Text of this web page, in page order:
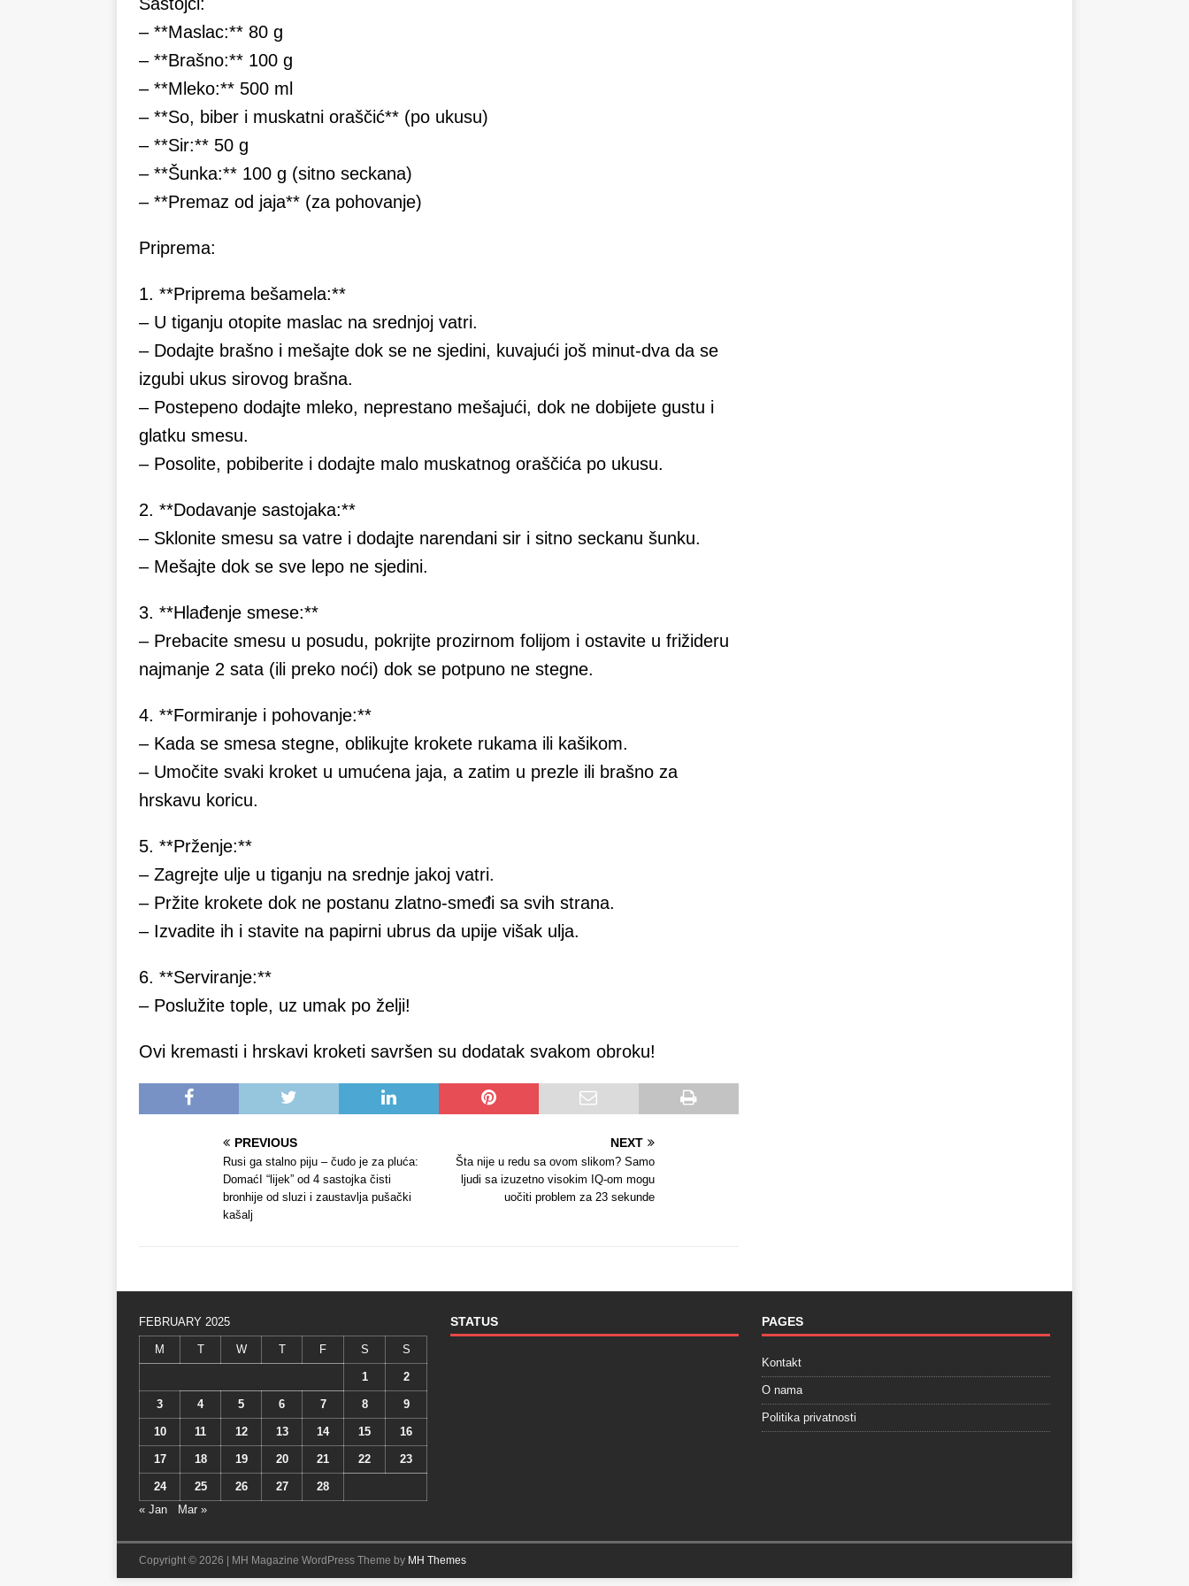
– **Maslac:** 80 g
– **Brašno:** 100 g
– **Mleko:** 500 ml
– **So, biber i muskatni oraščić** (po ukusu)
– **Sir:** 50 g
– **Šunka:** 100 g (sitno seckana)
– **Premaz od jaja** (za pohovanje)
Priprema:
1. **Priprema bešamela:**
– U tiganju otopite maslac na srednjoj vatri.
– Dodajte brašno i mešajte dok se ne sjedini, kuvajući još minut-dva da se
izgubi ukus sirovog brašna.
– Postepeno dodajte mleko, neprestano mešajući, dok ne dobijete gustu i
glatku smesu.
– Posolite, pobiberite i dodajte malo muskatnog oraščića po ukusu.
2. **Dodavanje sastojaka:**
– Sklonite smesu sa vatre i dodajte narendani sir i sitno seckanu šunku.
– Mešajte dok se sve lepo ne sjedini.
3. **Hlađenje smese:**
– Prebacite smesu u posudu, pokrijte prozirnom folijom i ostavite u frižideru
najmanje 2 sata (ili preko noći) dok se potpuno ne stegne.
4. **Formiranje i pohovanje:**
– Kada se smesa stegne, oblikujte krokete rukama ili kašikom.
– Umočite svaki kroket u umućena jaja, a zatim u prezle ili brašno za
hrskavu koricu.
5. **Prženje:**
– Zagrejte ulje u tiganju na srednje jakoj vatri.
– Pržite krokete dok ne postanu zlatno-smeđi sa svih strana.
– Izvadite ih i stavite na papirni ubrus da upije višak ulja.
6. **Serviranje:**
– Poslužite tople, uz umak po želji!
Ovi kremasti i hrskavi kroketi savršen su dodatak svakom obroku!
PREVIOUS
Rusi ga stalno piju – čudo je za pluća:
DomaćI “lijek” od 4 sastojka čisti
bronhije od sluzi i zaustavlja pušački
kašalj
NEXT
Šta nije u redu sa ovom slikom? Samo
ljudi sa izuzetno visokim IQ-om mogu
uočiti problem za 23 sekunde
FEBRUARY 2025
M T W T F S S
1 2
3 4 5 6 7 8 9
10 11 12 13 14 15 16
17 18 19 20 21 22 23
24 25 26 27
28
« Jan
Mar »
STATUS PAGES
Kontakt
O nama
Politika privatnosti
Copyright © 2026 | MH Magazine WordPress Theme by MH Themes